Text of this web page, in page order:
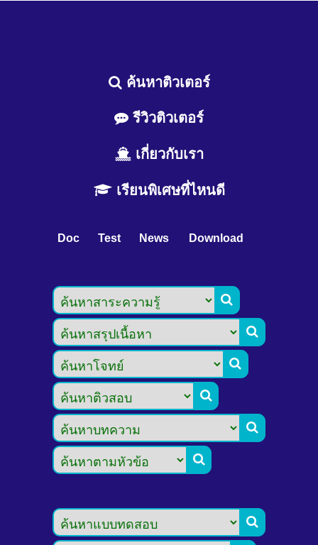
ค้นหาติวเตอร์
รีวิวติวเตอร์
เกี่ยวกับเรา
เรียนพิเศษที่ไหนดี
Doc Test News Download






